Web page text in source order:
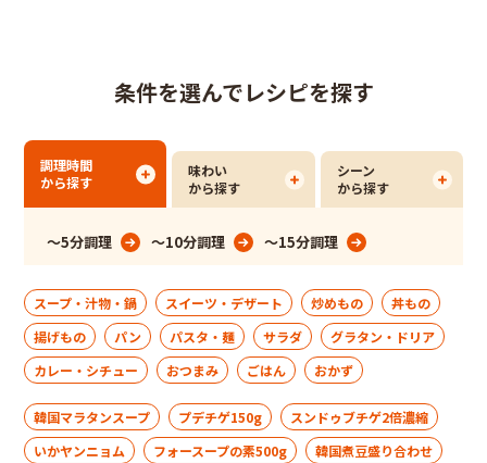
条件を選んでレシピを探す
調理時間
から探す
味わい
から探す
シーン
から探す
～5分調理 ～10分調理 ～15分調理
スープ・汁物・鍋 スイーツ・デザート 炒めもの
丼もの
揚げもの
パン パスタ・麺 サラダ
グラタン・ドリア
カレー・シチュー
おつまみ ごはん おかず
韓国マラタンスープ プデチゲ150g
スンドゥブチゲ2倍濃縮
いかヤンニョム
フォースープの素500g
韓国煮豆盛り合わせ